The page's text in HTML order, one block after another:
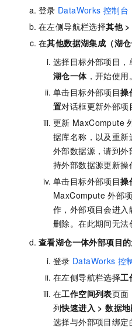
登录 DataWorks 控制台
在左侧导航栏选择其他
在其他数据湖集成（湖仓
选择目标外部项目，
湖仓一体，开始使用。
单击目标外部项目操
置对话框更新外部项
更新 MaxCompute
据库名称，以及重
外部数据源，请到
持外部数据源更新操
单击目标外部项目操
MaxCompute 外部
作，外部项目会进入
删除。在此期间无法
查看湖仓一体外部项目
登录 DataWorks 控
在左侧导航栏选择工
在工作空间列表页面
列快速进入 >数据
选择与外部项目绑定